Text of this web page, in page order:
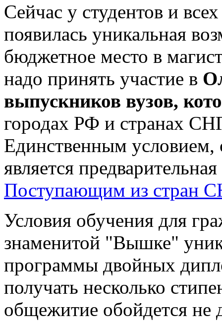
Сейчас у студентов и
появилась уникальная
бюджетное место в
надо принять участие в
выпускников вузов,
городах РФ и странах
Единственным условием,
является
Поступающим из стран
Условия обучения для
знаменитой "Вышке"
программы двойных
получать несколько
общежитие обойдется не